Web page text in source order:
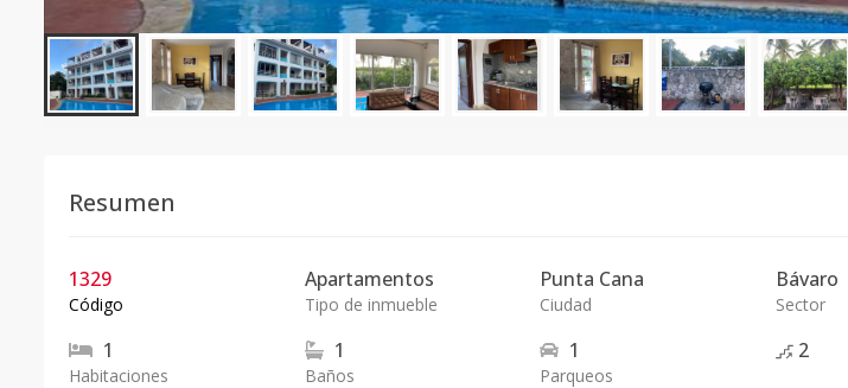
Resumen
1329
Código
Apartamentos
Tipo de inmueble
Punta Cana
Ciudad
Bávaro
Sector
1
Habitaciones
1
Baños
1
Parqueos
2